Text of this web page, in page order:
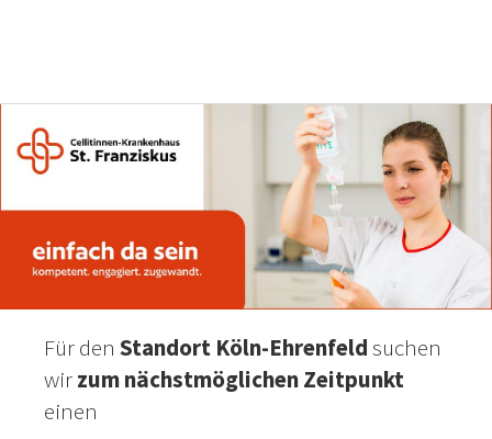
Für den Standort Köln-Ehrenfeldsuchen
wirzum nächstmöglichen Zeitpunkt
einen